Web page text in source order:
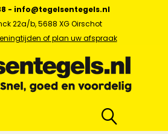
- info@tegelsentegels.nl
22a/b, 5688 XG Oirschot
of plan uw afspraak